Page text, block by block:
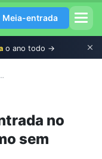
Meia-entrada
o ano todo →
Rio 2026 mesmo sem matrícula ativa
no
sem